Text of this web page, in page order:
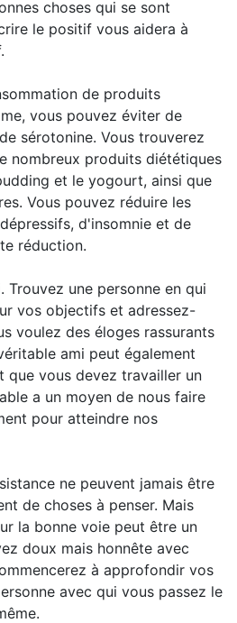
choses qui se sont
le positif vous aidera à
de produits
vous pouvez éviter de
sérotonine. Vous trouverez
nombreux produits diététiques
et le yogourt, ainsi que
Vous pouvez réduire les
d'insomnie et de
réduction.
Trouvez une personne en qui
vos objectifs et adressez-
voulez des éloges rassurants
ami peut également
que vous devez travailler un
a un moyen de nous faire
pour atteindre nos
ne peuvent jamais être
de choses à penser. Mais
la bonne voie peut être un
doux mais honnête avec
à approfondir vos
avec qui vous passez le